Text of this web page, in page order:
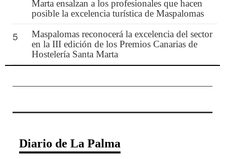
Marta ensalzan a los profesionales que hacen
posible la excelencia turística de Maspalomas
5
Maspalomas reconocerá la excelencia del sector
en la III edición de los Premios Canarias de
Hostelería Santa Marta
Diario de La Palma